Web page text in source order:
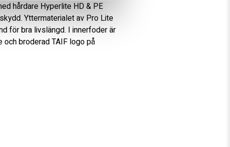
hårdare Hyperlite HD & PE
Yttermaterialet av Pro Lite
för bra livslängd. I innerfoder är
och broderad TAIF logo på